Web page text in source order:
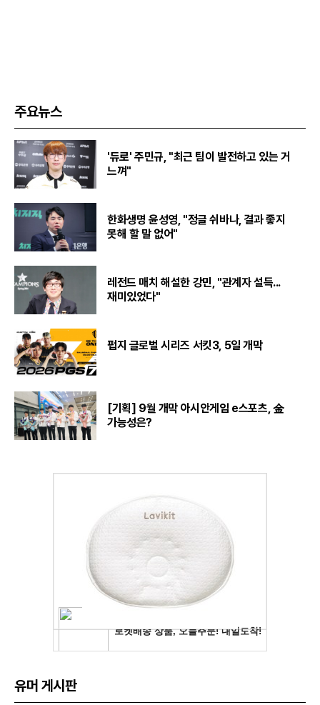
주요뉴스
'듀로' 주민규, "최근 팀이 발전하고 있는 거
느껴"
한화생명 윤성영, "정글 쉬바나, 결과 좋지
못해 할 말 없어"
레전드 매치 해설한 강민, "관계자 설득...
재미있었다"
펍지 글로벌 시리즈 서킷3, 5일 개막
[기획] 9월 개막 아시안게임 e스포츠, 金
가능성은?
유머 게시판